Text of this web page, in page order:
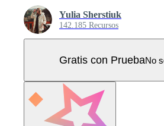
Yulia Sherstiuk
142.185 Recursos
Gratis con PruebaNo